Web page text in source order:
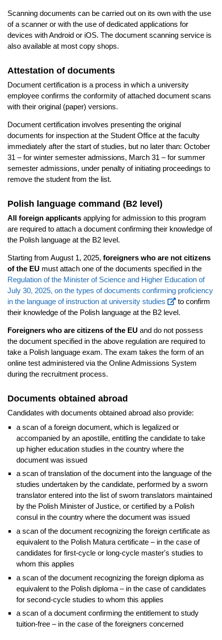
Scanning documents can be carried out on its own with the use
of a scanner or with the use of dedicated applications for
devices with Android or iOS. The document scanning service is
also available at most copy shops.
Attestation of documents
Document certification is a process in which a university
employee confirms the conformity of attached document scans
with their original (paper) versions.
Document certification involves presenting the original
documents for inspection at the Student Office at the faculty
immediately after the start of studies, but no later than: October
31 – for winter semester admissions, March 31 – for summer
semester admissions, under penalty of initiating proceedings to
remove the student from the list.
Polish language command (B2 level)
All foreign applicants applying for admission to this program
are required to attach a document confirming their knowledge of
the Polish language at the B2 level.
Starting from August 1, 2025, foreigners who are not citizens
of the EU must attach one of the documents specified in the
Regulation of the Minister of Science and Higher Education of
July 30, 2025, on the types of documents confirming proficiency
in the language of instruction at university studies
to confirm
their knowledge of the Polish language at the B2 level.
Foreigners who are citizens of the EU and do not possess
the document specified in the above regulation are required to
take a Polish language exam. The exam takes the form of an
online test administered via the Online Admissions System
during the recruitment process.
Documents obtained abroad
Candidates with documents obtained abroad also provide:
a scan of a foreign document, which is legalized or
accompanied by an apostille, entitling the candidate to take
up higher education studies in the country where the
document was issued
a scan of translation of the document into the language of the
studies undertaken by the candidate, performed by a sworn
translator entered into the list of sworn translators maintained
by the Polish Minister of Justice, or certified by a Polish
consul in the country where the document was issued
a scan of the document recognizing the foreign certificate as
equivalent to the Polish Matura certificate – in the case of
candidates for first-cycle or long-cycle master's studies to
whom this applies
a scan of the document recognizing the foreign diploma as
equivalent to the Polish diploma – in the case of candidates
for second-cycle studies to whom this applies
a scan of a document confirming the entitlement to study
tuition-free – in the case of the foreigners concerned